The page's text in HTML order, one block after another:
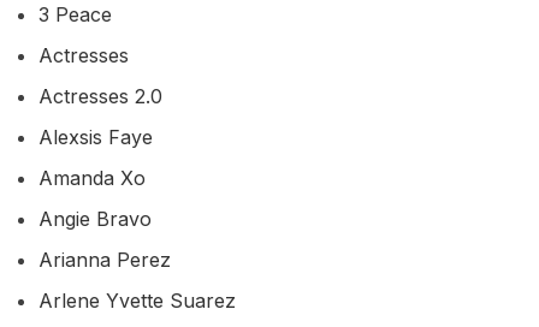
3 Peace
Actresses
Actresses 2.0
Alexsis Faye
Amanda Xo
Angie Bravo
Arianna Perez
Arlene Yvette Suarez